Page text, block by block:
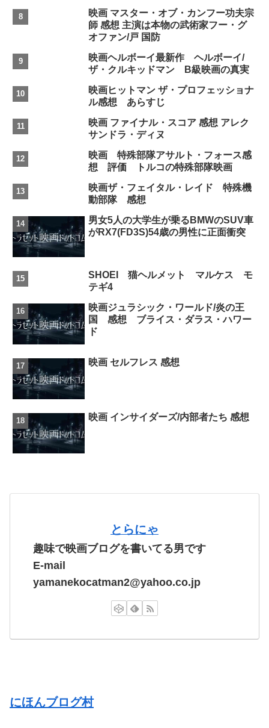
映画 マスター・オブ・カンフー功夫宗
師 感想 主演は本物の武術家フー・グ
オファン/戸 国防
映画ヘルボーイ最新作 ヘルボーイ/
ザ・クルキッドマン B級映画の真実
映画ヒットマン ザ・プロフェッショナ
ル感想 あらすじ
映画 ファイナル・スコア 感想 アレク
サンドラ・ディヌ
映画 特殊部隊アサルト・フォース感
想 評価 トルコの特殊部隊映画
映画ザ・フェイタル・レイド 特殊機
動部隊 感想
男女5人の大学生が乗るBMWのSUV車
がRX7(FD3S)54歳の男性に正面衝突
SHOEI 猫ヘルメット マルケス モ
テギ4
映画ジュラシック・ワールド/炎の王
国 感想 ブライス・ダラス・ハワー
ド
映画 セルフレス 感想
映画 インサイダーズ/内部者たち 感想
とらにゃ
趣味で映画ブログを書いてる男です
E-mail
yamanekocatman2@yahoo.co.jp
にほんブログ村